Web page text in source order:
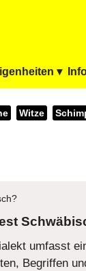
▾
Witze
umfasst
Begriffen